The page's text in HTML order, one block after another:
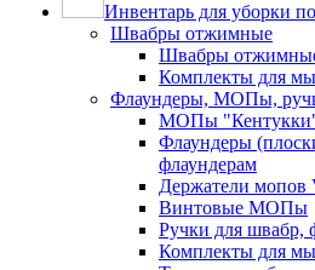
Инвентарь для уборки
Швабры отжимные
Швабры
Комплекты для
Флаундеры, МОПы,
МОПы "Кентукки"
Флаундеры
флаундерам
Держатели
Винтовые МОПы
Ручки для швабр,
Комплекты для